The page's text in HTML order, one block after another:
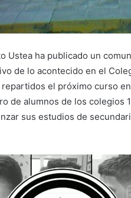
Ustea ha publicado un
de lo acontecido en el
el próximo curso
de alumnos de los colegios
sus estudios de